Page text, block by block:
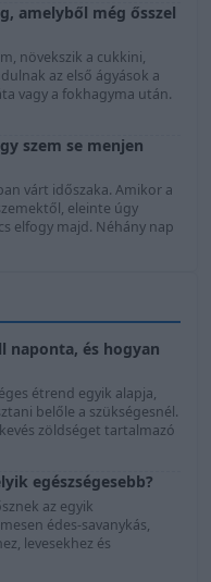
amelyből még ősszel
növekszik a cukkini,
az első ágyások a
vagy a fokhagyma után.
szem se menjen
várt időszaka. Amikor a
eleinte úgy
elfogy majd. Néhány nap
naponta, és hogyan
étrend egyik alapja,
belőle a szükségesnél.
zöldséget tartalmazó
egészségesebb?
az egyik
édes-savanykás,
levesekhez és